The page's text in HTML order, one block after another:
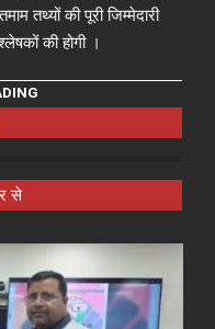
तथ्यों की पूरी जिम्मेदारी
की होगी ।
से